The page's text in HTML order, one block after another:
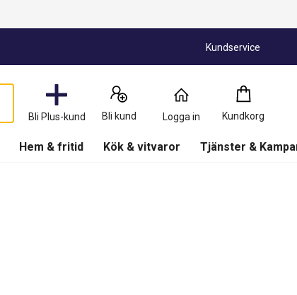
Kundservice
Bli Plus-kund Bli kund Logga in Kundkorg
Kundkorg
0
Produkter
Hem & fritid Kök & vitvaror Tjänster &